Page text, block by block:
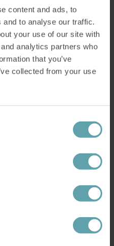
content and ads, to
to analyse our traffic.
your use of our site with
analytics partners who
that you’ve
collected from your use
profit
udvikling inden for
Den er placeret i
store højdepunkter
for områder som